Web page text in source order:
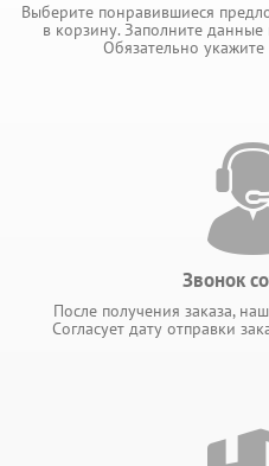
Выберите понравившиеся
в корзину. Заполните данные
Обязательно
Звонок
После получения заказа,
Согласует дату отправки